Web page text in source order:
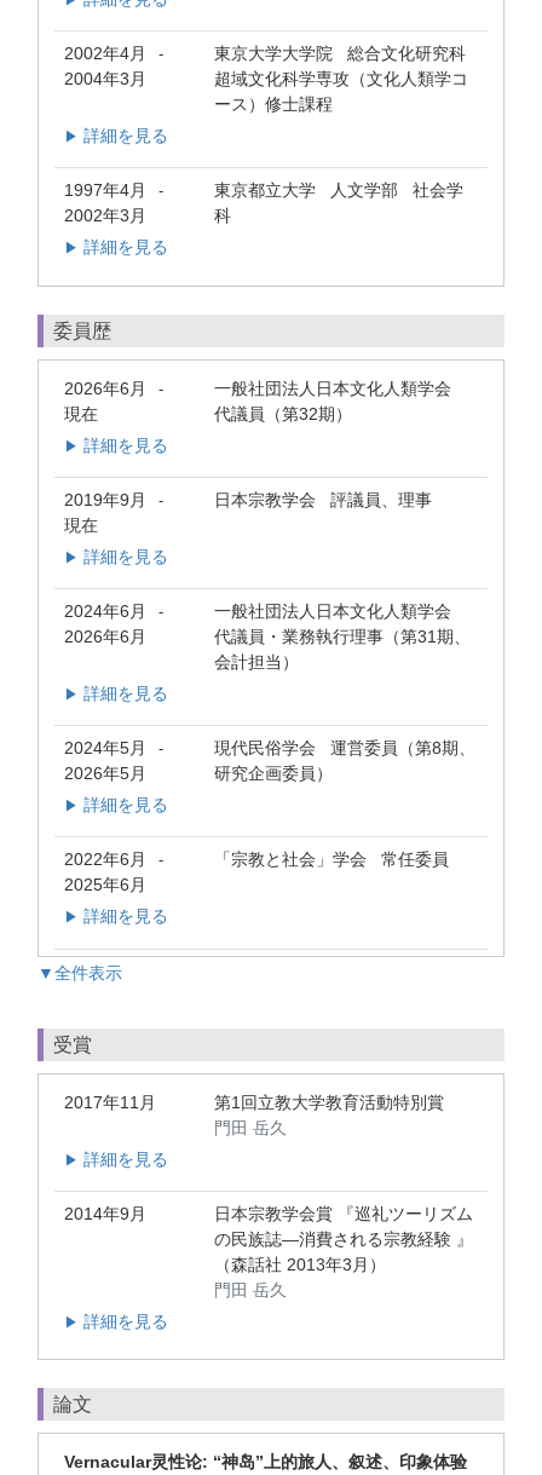
2002年4月 -
2004年3月
東京大学大学院 総合文化研究科
超域文化科学専攻（文化人類学コ
ース）修士課程
▶ 詳細を見る
1997年4月 -
2002年3月
東京都立大学 人文学部 社会学
科
▶ 詳細を見る
委員歴
2026年6月 -
現在
一般社団法人日本文化人類学会
代議員（第32期）
▶ 詳細を見る
2019年9月 -
現在
日本宗教学会 評議員、理事
▶ 詳細を見る
2024年6月 -
2026年6月
一般社団法人日本文化人類学会
代議員・業務執行理事（第31期、
会計担当）
▶ 詳細を見る
2024年5月 -
2026年5月
現代民俗学会 運営委員（第8期、
研究企画委員）
▶ 詳細を見る
2022年6月 -
2025年6月
「宗教と社会」学会 常任委員
▶ 詳細を見る
▼全件表示
受賞
2017年11月
第1回立教大学教育活動特別賞
門田 岳久
▶ 詳細を見る
2014年9月
日本宗教学会賞 『巡礼ツーリズム
の民族誌―消費される宗教経験 』
（森話社 2013年3月）
門田 岳久
▶ 詳細を見る
論文
Vernacular灵性论: “神岛”上的旅人、叙述、印象体验